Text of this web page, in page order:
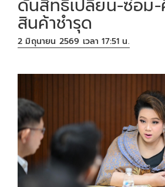
ดันสิทธิ์เปลี่ยน-ซ่อม-
สินค้าชำรุด
2 มิถุนายน 2569 เวลา 17:51 น.